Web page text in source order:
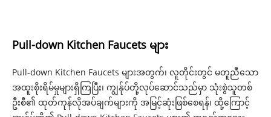
Pull-down Kitchen Faucets များ
Pull-down Kitchen Faucets များအတွက်၊ လူတိုင်းတွင် မတူညီသော
အထူးစိုးရိမ်မှုများရှိကြပြီး၊ ကျွန်ုပ်တို့လုပ်ဆောင်သည်မှာ သုံးစွဲသူတစ်
ဦးစီ၏ ထုတ်ကုန်လိုအပ်ချက်များကို အမြင့်ဆုံးဖြစ်စေရန်၊ ထို့ကြောင့်